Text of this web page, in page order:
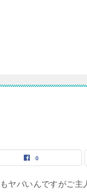
0
ヤバいんですがご